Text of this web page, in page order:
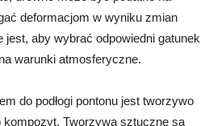
deformacjom w wyniku zmian
jest, aby wybrać odpowiedni gatunek
warunki atmosferyczne.
do podłogi pontonu jest tworzywo
Tworzywa sztuczne są